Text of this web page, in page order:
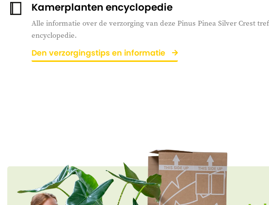
Kamerplanten encyclopedie
Alle informatie over de verzorging van deze Pinus Pinea Silver Crest
encyclopedie.
Den verzorgingstips en informatie